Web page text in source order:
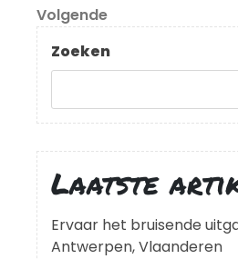
Volgend
bericht
Volgende
Zoeken
Laatste
Ervaar het bruisende
Antwerpen, Vlaanderen